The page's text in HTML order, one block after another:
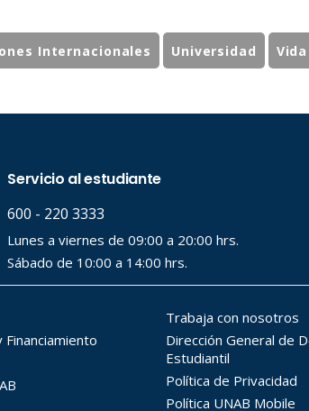
Internacionales Universidad